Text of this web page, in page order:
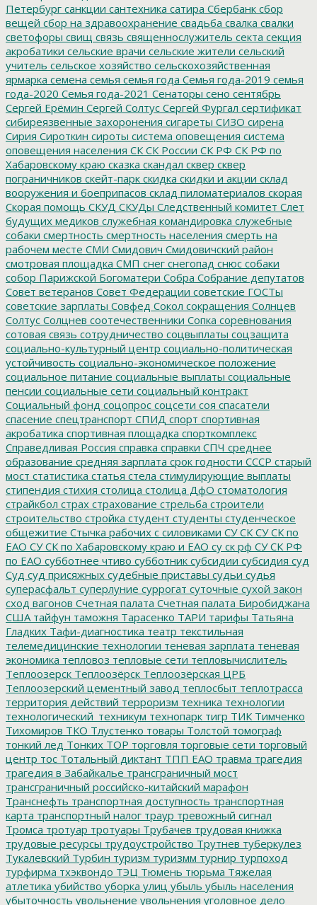
Петербург санкции сантехника сатира Сбербанк сбор
вещей сбор на здравоохранение свадьба свалка свалки
светофоры свищ связь священнослужитель секта секция
акробатики сельские врачи сельские жители сельский
учитель сельское хозяйство сельскохозяйственная
ярмарка семена семья семья года Семья года-2019 семья
года-2020 Семья года-2021 Сенаторы сено сентябрь
Сергей Ерёмин Сергей Солтус Сергей Фургал сертификат
сибиреязвенные захоронения сигареты СИЗО сирена
Сирия Сироткин сироты система оповещения система
оповещения населения СКСК России СК РФ СК РФ по
Хабаровскому краю сказка скандал сквер сквер
пограничников скейт-парк скидка скидки и акции склад
вооружения и боеприпасов склад пиломатериалов скорая
Скорая помощь СКУД СКУДы Следственный комитет Слет
будущих медиков служебная командировка служебные
собаки смертность смертность населения смерть на
рабочем месте СМИ Смидович Смидовичский район
смотровая площадка СМП снег снегопад снюс собаки
собор Парижской Богоматери Собра Собрание депутатов
Совет ветеранов Совет Федерации советские ГОСТы
советские зарплаты Совфед Сокол сокращения Солнцев
Солтус Солцнев соотечественники Сопка соревнования
сотовая связь сотрудничество соцвыплаты соцзащита
социально-культурный центр социально-политическая
устойчивость социально-экономическое положение
социальное питание социальные выплаты социальные
пенсии социальные сети социальный контракт
Социальный фонд соцопрос соцсети соя спасатели
спасение спецтранспорт СПИД спорт спортивная
акробатика спортивная площадка спорткомплекс
Справедливая Россия справка справки СПЧ среднее
образование средняя зарплата срок годности СССР старый
мост статистика статья стела стимулирующие выплаты
стипендия стихия столица столица ДфО стоматология
страйкбол страх страхование стрельба строители
строительство стройка студент студенты студенческое
общежитие Стычка рабочих с силовиками СУ СКСУ СК по
ЕАО СУ СК по Хабаровскому краю и ЕАО су ск рф СУ СК РФ
по ЕАО субботнее чтиво субботник субсидии субсидия суд
Суд суд присяжных судебные приставы судьи судья
суперасфальт суперлуние суррогат суточные сухой закон
сход вагонов Счетная палата Счетная палата Биробиджана
СШАтайфун таможня Тарасенко ТАРИ тарифы Татьяна
Гладких Тафи-диагностика театр текстильная
телемедицинские технологии теневая зарплата теневая
экономика тепловоз тепловые сети тепловычислитель
Теплоозерск Теплоозёрск Теплоозёрская ЦРБ
Теплоозерский цементный завод теплосбыт теплотрасса
территория действий терроризм техника технологии
технологический_техникум технопарк тигр ТИКТимченко
Тихомиров ТКО Тлустенко товары Толстой томограф
тонкий лед Тонких ТОР торговля торговые сети торговый
центр тос Тотальный диктант ТПП ЕАО травма трагедия
трагедия в Забайкалье трансграничный мост
трансграничный российско-китайский марафон
Транснефть транспортная доступность транспортная
карта транспортный налог траур тревожный сигнал
Тромса тротуар тротуары Трубачев трудовая книжка
трудовые ресурсы трудоустройство Трутнев туберкулез
Тукалевский Турбин туризм туризмм турнир турпоход
турфирма тхэквондо ТЭЦ Тюмень тюрьма Тяжелая
атлетика убийство уборка улиц убыль убыль населения
убыточность увольнение увольнения уголовное дело